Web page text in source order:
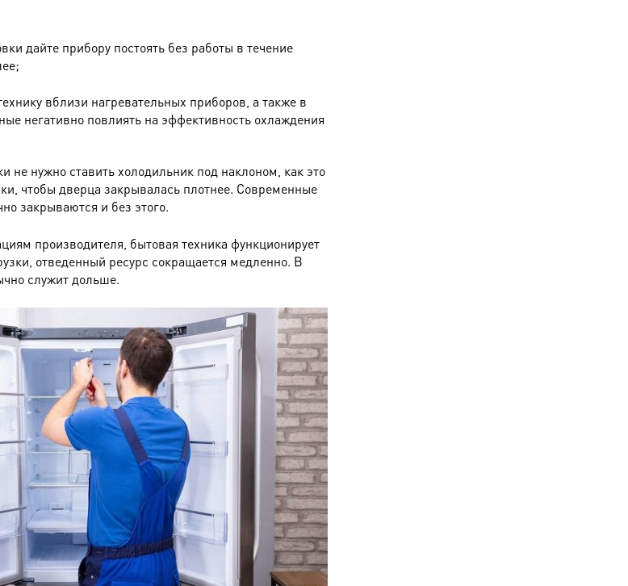
дайте прибору постоять без работы в течение
вблизи нагревательных приборов, а также в
негативно повлиять на эффективность охлаждения
не нужно ставить холодильник под наклоном, как это
чтобы дверца закрывалась плотнее. Современные
закрываются и без этого.
производителя, бытовая техника функционирует
отведенный ресурс сокращается медленно. В
служит дольше.